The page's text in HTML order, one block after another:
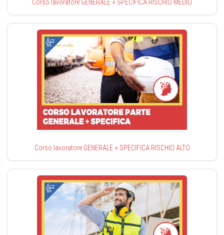
Corso lavoratore GENERALE + SPECIFICA RISCHIO MEDIO
Corso lavoratore GENERALE + SPECIFICA RISCHIO ALTO